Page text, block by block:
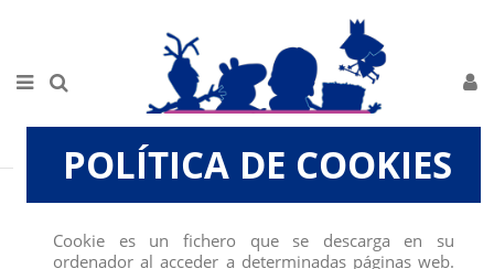
AZUL
POLÍTICA DE COOKIES
Cookie es un fichero que se descarga en su
ordenador al acceder a determinadas páginas web.